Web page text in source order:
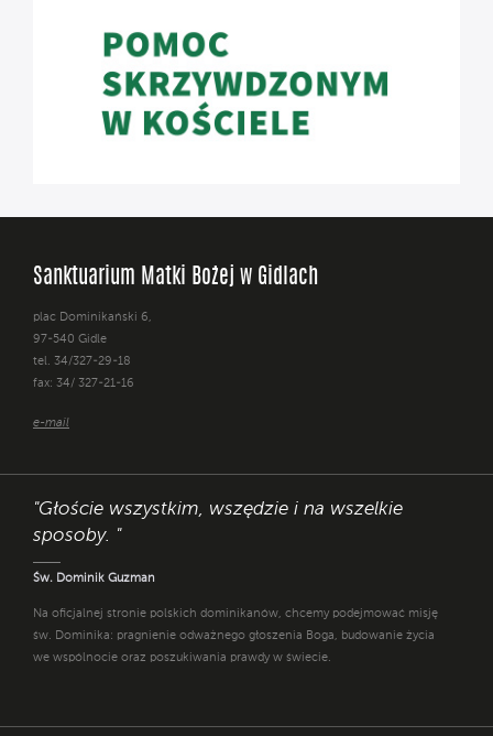
Sanktuarium Matki Bożej w Gidlach
plac Dominikański 6,
97-540 Gidle
tel. 34/327-29-18
fax: 34/ 327-21-16
e-mail
"Głoście wszystkim, wszędzie i na wszelkie
sposoby. "
Św. Dominik Guzman
Na oficjalnej stronie polskich dominikanów, chcemy podejmować misję
św. Dominika: pragnienie odważnego głoszenia Boga, budowanie życia
we wspólnocie oraz poszukiwania prawdy w świecie.